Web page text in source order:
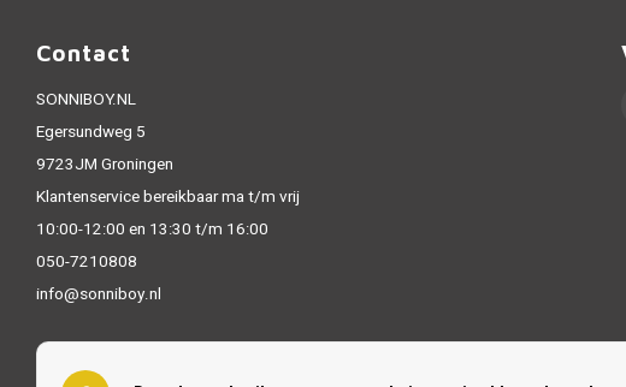
Contact
SONNIBOY.NL
Egersundweg 5
9723JM Groningen
Klantenservice bereikbaar ma t/m vrij
10:00-12:00 en 13:30 t/m 16:00
050-7210808
info@sonniboy.nl